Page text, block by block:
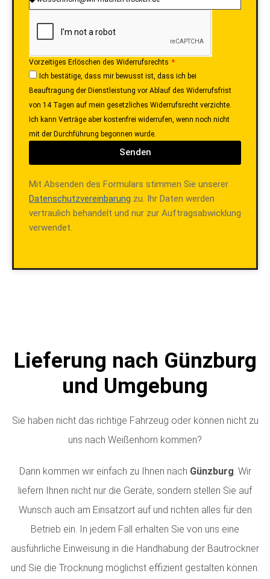
Vorzeitiges Erlöschen des Widerrufsrechts
Ich bestätige, dass mir bewusst ist, dass ich bei
Beauftragung der Dienstleistung vor Ablauf des Widerrufsfrist
von 14 Tagen auf mein gesetzliches Widerrufsrecht verzichte.
Ich kann Verträge aber kostenfrei widerrufen, wenn noch nicht
mit der Durchführung begonnen wurde.
Senden
Mit Absenden des Formulars stimmen Sie unserer
Datenschutzvereinbarung zu. Ihr Daten werden
vertraulich behandelt und nur zur Auftragsabwicklung
verwendet.
Lieferung nach Günzburg
und Umgebung
Sie haben nicht das richtige Fahrzeug oder können nicht zu
uns nach Weißenhorn kommen?
Dann kommen wir einfach zu Ihnen nach Günzburg . Wir
liefern Ihnen nicht nur die Geräte, sondern stellen Sie auf
Wunsch auch am Einsatzort auf und richten alles für den
Betrieb ein. In jedem Fall erhalten Sie von uns eine
ausführliche Einweisung in die Handhabung der Bautrockner
und Sie die Trocknung möglichst effizient gestalten können.